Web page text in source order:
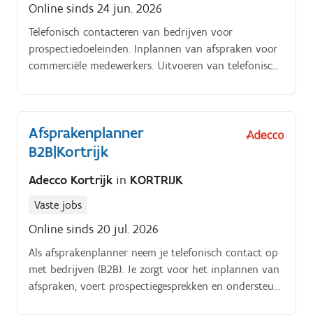
Online sinds 24 jun. 2026
Telefonisch contacteren van bedrijven voor
prospectiedoeleinden. Inplannen van afspraken voor
commerciële medewerkers. Uitvoeren van telefonische
Afsprakenplanner
B2B|Kortrijk
Adecco Kortrijk in KORTRIJK
Vaste jobs
Online sinds 20 jul. 2026
Als afsprakenplanner neem je telefonisch contact op
met bedrijven (B2B). Je zorgt voor het inplannen van
afspraken, voert prospectiegesprekken en ondersteunt